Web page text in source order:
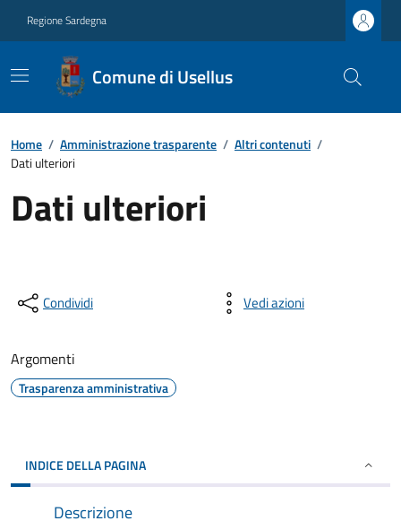
Regione Sardegna
Comune di Usellus
Home / Amministrazione trasparente / Altri contenuti /
Dati ulteriori
Dati ulteriori
Condividi Vedi azioni
Argomenti
Trasparenza amministrativa
INDICE DELLA PAGINA
Descrizione